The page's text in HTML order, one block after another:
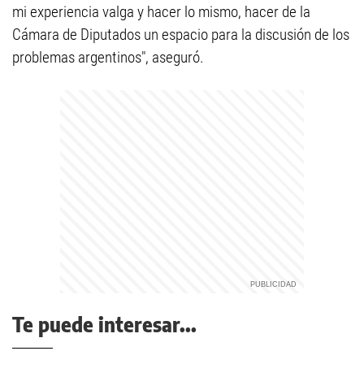
mi experiencia valga y hacer lo mismo, hacer de la
Cámara de Diputados un espacio para la discusión de los
problemas argentinos", aseguró.
Te puede interesar...